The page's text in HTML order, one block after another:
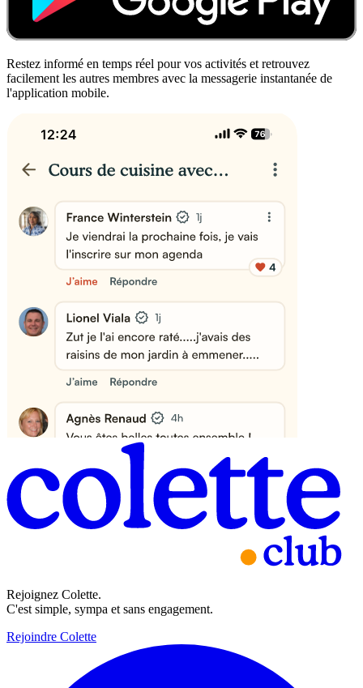
Restez informé en temps réel pour vos activités et retrouvez
facilement les autres membres avec la messagerie instantanée de
l'application mobile.
Rejoignez Colette.
C'est simple, sympa et sans engagement.
Rejoindre Colette